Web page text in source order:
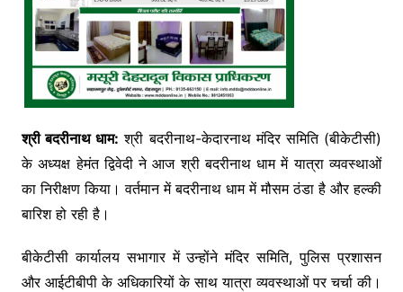
श्री बदरीनाथ धाम: श्री बदरीनाथ-केदारनाथ मंदिर समिति (बीकेटीसी)
के अध्यक्ष हेमंत द्विवेदी ने आज श्री बदरीनाथ धाम में यात्रा व्यवस्थाओं
का निरीक्षण किया। वर्तमान में बदरीनाथ धाम में मौसम ठंडा है और हल्की
बारिश हो रही है।
बीकेटीसी कार्यालय सभागार में उन्होंने मंदिर समिति, पुलिस प्रशासन
और आईटीबीपी के अधिकारियों के साथ यात्रा व्यवस्थाओं पर चर्चा की।